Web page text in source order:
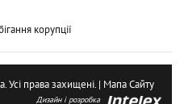
корупції
Усі права захищені. | Мапа Сайту
Дизайн і розробка